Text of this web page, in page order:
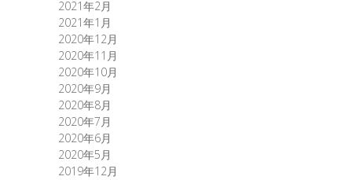
2021年2月
2021年1月
2020年12月
2020年11月
2020年10月
2020年9月
2020年8月
2020年7月
2020年6月
2020年5月
2019年12月